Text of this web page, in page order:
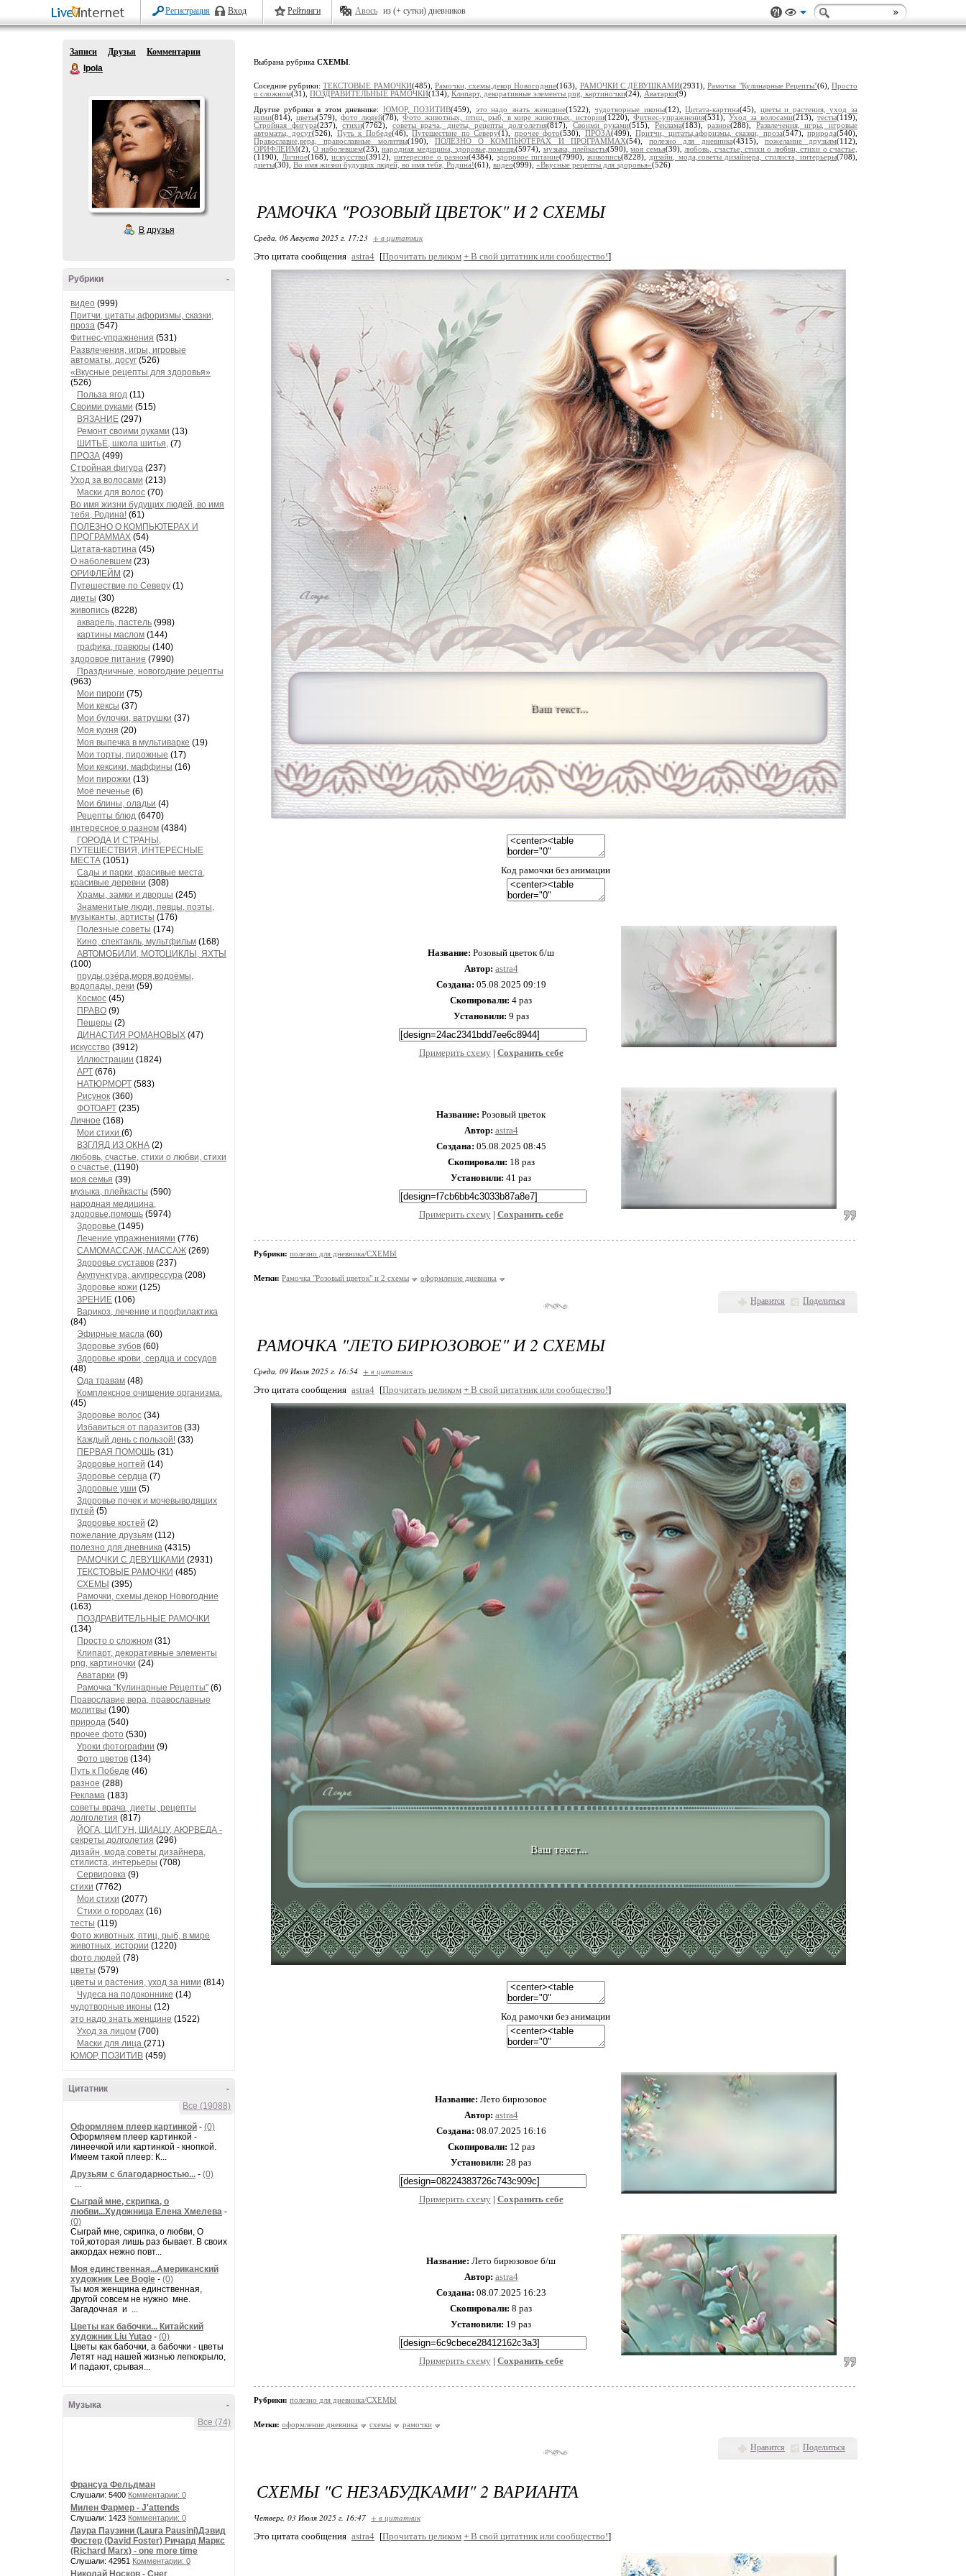
Регистрация Вход Рейтинги Авось из (+ сутки) дневников
Записи Друзья
Комментарии
Ipola
В друзья
-
Рубрики
видео (999)
Притчи, цитаты,афоризмы, сказки,
проза (547)
Фитнес-упражнения (531)
Развлечения, игры, игровые
автоматы, досуг (526)
«Вкусные рецепты для здоровья»
(526)
Польза ягод (11)
Своими руками (515)
ВЯЗАНИЕ (297)
Ремонт своими руками (13)
ШИТЬЁ, школа шитья, (7)
ПРОЗА (499)
Стройная фигура (237)
Уход за волосами (213)
Маски для волос (70)
Во имя жизни будущих людей, во имя
тебя, Родина! (61)
ПОЛЕЗНО О КОМПЬЮТЕРАХ И
ПРОГРАММАХ (54)
Цитата-картина (45)
О наболевшем (23)
ОРИФЛЕЙМ (2)
Путешествие по Северу (1)
диеты (30)
живопись (8228)
акварель, пастель (998)
картины маслом (144)
графика, гравюры (140)
здоровое питание (7990)
Праздничные, новогодние рецепты
(963)
Мои пироги (75)
Мои кексы (37)
Мои булочки, ватрушки (37)
Моя кухня (20)
Моя выпечка в мультиварке (19)
Мои торты, пирожные (17)
Мои кексики, маффины (16)
Мои пирожки (13)
Моё печенье (6)
Мои блины, оладьи (4)
Рецепты блюд (6470)
интересное о разном (4384)
ГОРОДА И СТРАНЫ,
ПУТЕШЕСТВИЯ, ИНТЕРЕСНЫЕ
МЕСТА (1051)
Сады и парки, красивые места,
красивые деревни (308)
Храмы, замки и дворцы (245)
Знаменитые люди, певцы, поэты,
музыканты, артисты (176)
Полезные советы (174)
Кино, спектакль, мультфильм (168)
АВТОМОБИЛИ, МОТОЦИКЛЫ, ЯХТЫ
(100)
пруды,озёра,моря,водоёмы,
водопады, реки (59)
Космос (45)
ПРАВО (9)
Пещеры (2)
ДИНАСТИЯ РОМАНОВЫХ (47)
искусство (3912)
Иллюстрации (1824)
АРТ (676)
НАТЮРМОРТ (583)
Рисунок (360)
ФОТОАРТ (235)
Личное (168)
Мои стихи (6)
ВЗГЛЯД ИЗ ОКНА (2)
любовь, счастье, стихи о любви, стихи
о счастье, (1190)
моя семья (39)
музыка, плейкасты (590)
народная медицина,
здоровье,помощь (5974)
Здоровье (1495)
Лечение упражнениями (776)
САМОМАССАЖ, МАССАЖ (269)
Здоровье суставов (237)
Акупунктура, акупрессура (208)
Здоровье кожи (125)
ЗРЕНИЕ (106)
Варикоз, лечение и профилактика
(84)
Эфирные масла (60)
Здоровье зубов (60)
Здоровье крови, сердца и сосудов
(48)
Ода травам (48)
Комплексное очищение организма.
(45)
Здоровье волос (34)
Избавиться от паразитов (33)
Каждый день с пользой! (33)
ПЕРВАЯ ПОМОЩЬ (31)
Здоровье ногтей (14)
Здоровье сердца (7)
Здоровые уши (5)
Здоровье почек и мочевыводящих
путей (5)
Здоровье костей (2)
пожелание друзьям (112)
полезно для дневника (4315)
РАМОЧКИ С ДЕВУШКАМИ (2931)
ТЕКСТОВЫЕ РАМОЧКИ (485)
СХЕМЫ (395)
Рамочки, схемы,декор Новогодние
(163)
ПОЗДРАВИТЕЛЬНЫЕ РАМОЧКИ
(134)
Просто о сложном (31)
Клипарт, декоративные элементы
png, картиночки (24)
Аватарки (9)
Рамочка "Кулинарные Рецепты" (6)
Православие,вера, православные
молитвы (190)
природа (540)
прочее фото (530)
Уроки фотографии (9)
Фото цветов (134)
Путь к Победе (46)
разное (288)
Реклама (183)
советы врача, диеты, рецепты
долголетия (817)
ЙОГА, ЦИГУН, ШИАЦУ, АЮРВЕДА -
секреты долголетия (296)
дизайн, мода,советы дизайнера,
стилиста, интерьеры (708)
Сервировка (9)
стихи (7762)
Мои стихи (2077)
Стихи о городах (16)
тесты (119)
Фото животных, птиц, рыб, в мире
животных, истории (1220)
фото людей (78)
цветы (579)
цветы и растения, уход за ними (814)
Чудеса на подоконнике (14)
чудотворные иконы (12)
это надо знать женщине (1522)
Уход за лицом (700)
Маски для лица (271)
ЮМОР, ПОЗИТИВ (459)
-
Цитатник
Все (19088)
Оформляем плеер картинкой - (0)
Оформляем плеер картинкой -
линеечкой или картинкой - кнопкой.
Имеем такой плеер: К...
Друзьям с благодарностью... - (0)
...
Сыграй мне, скрипка, о
любви...Художница Елена Хмелева -
(0)
Сыграй мне, скрипка, о любви, О
той,которая лишь раз бывает. В своих
аккордах нежно повт...
Моя единственная...Американский
художник Lee Bogle - (0)
Ты моя женщина единственная,
другой совсем не нужно мне.
Загадочная и ...
Цветы как бабочки... Китайский
художник Liu Yutao - (0)
Цветы как бабочки, а бабочки - цветы
Летят над нашей жизнью легкокрыло,
И падают, срывая...
-
Музыка
Все (74)
Франсуа Фельдман
Слушали: 5400 Комментарии: 0
Милен Фармер - J'attends
Слушали: 1423 Комментарии: 0
Лаура Паузини (Laura Pausini)Дэвид
Фостер (David Foster) Ричард Маркс
(Richard Marx) - one more time
Слушали: 42951 Комментарии: 0
Николай Носков - Снег
Выбрана рубрика СХЕМЫ
Соседние рубрики:ТЕКСТОВЫЕ РАМОЧКИ(485), Рамочки, схемы,декор Новогодние(163), РАМОЧКИ С ДЕВУШКАМИ(2931),Рамочка "Кулинарные Рецепты"(6),Просто
о сложном(31), ПОЗДРАВИТЕЛЬНЫЕ РАМОЧКИ(134), Клипарт, декоративные элементы png, картиночки(24), Аватарки(9)
Другие рубрики в этом дневнике: ЮМОР, ПОЗИТИВ(459), это надо знать женщине(1522),чудотворные иконы(12),Цитата-картина(45), цветы и растения, уход за
ними(814), цветы(579), фото людей(78), Фото животных, птиц, рыб, в мире животных, истории(1220),Фитнес-упражнения(531),Уход за волосами(213), тесты(119),
Стройная фигура(237),стихи(7762), советы врача, диеты, рецепты долголетия(817), Своими руками(515), Реклама(183),разное(288), Развлечения, игры, игровые
автоматы, досуг(526), Путь к Победе(46),Путешествие по Северу(1), прочее фото(530), ПРОЗА(499),Притчи, цитаты,афоризмы, сказки, проза(547),природа(540),
Православие,вера, православные молитвы(190), ПОЛЕЗНО О КОМПЬЮТЕРАХ И ПРОГРАММАХ(54), полезно для дневника(4315), пожелание друзьям(112),
ОРИФЛЕЙМ(2),О наболевшем(23),народная медицина, здоровье,помощь(5974), музыка, плейкасты(590),моя семья(39), любовь, счастье, стихи о любви, стихи о счастье,
(1190), Личное(168),искусство(3912),интересное о разном(4384), здоровое питание(7990),живопись(8228), дизайн, мода,советы дизайнера, стилиста, интерьеры(708),
диеты(30), Во имя жизни будущих людей, во имя тебя, Родина!(61), видео(999), «Вкусные рецепты для здоровья»(526)
Нравится Поделиться
РАМОЧКА "РОЗОВЫЙ ЦВЕТОК" И 2 СХЕМЫ
Среда, 06 Августа 2025 г. 17:23 + в цитатник
Это цитата сообщения astra4 [Прочитать целиком + В свой цитатник или сообщество!]
Ваш текст...
Код рамочки без анимации
Название: Розовый цветок б/ш
Автор: astra4
Создана: 05.08.2025 09:19
Скопировали: 4 раз
Установили: 9 раз
Примерить схему| Cохранить себе
Название: Розовый цветок
Автор: astra4
Создана: 05.08.2025 08:45
Скопировали: 18 раз
Установили: 41 раз
Примерить схему| Cохранить себе
Рубрики: полезно для дневника/СХЕМЫ
Метки: Рамочка "Розовый цветок" и 2 схемы оформление дневника
Нравится Поделиться
РАМОЧКА "ЛЕТО БИРЮЗОВОЕ" И 2 СХЕМЫ
Среда, 09 Июля 2025 г. 16:54 + в цитатник
Это цитата сообщения astra4 [Прочитать целиком + В свой цитатник или сообщество!]
Ваш текст...
Код рамочки без анимации
Название: Лето бирюзовое
Автор: astra4
Создана: 08.07.2025 16:16
Скопировали: 12 раз
Установили: 28 раз
Примерить схему| Cохранить себе
Название: Лето бирюзовое б/ш
Автор: astra4
Создана: 08.07.2025 16:23
Скопировали: 8 раз
Установили: 19 раз
Примерить схему| Cохранить себе
Рубрики: полезно для дневника/СХЕМЫ
Метки: оформление дневника схемы рамочки
СХЕМЫ "С НЕЗАБУДКАМИ" 2 ВАРИАНТА
Четверг, 03 Июля 2025 г. 16:47 + в цитатник
Это цитата сообщения astra4 [Прочитать целиком + В свой цитатник или сообщество!]